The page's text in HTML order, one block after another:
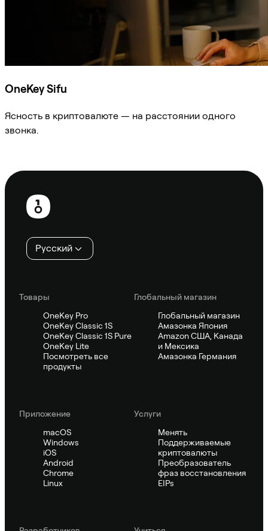
OneKey Sifu
Ясность в криптовалюте — на расстоянии одного
звонка.
Нижний
колонтитул
Русский
Товары
OneKey Pro
OneKey Classic 1S
OneKey Classic 1S Pure
OneKey Lite
Посмотреть все
продукты
Глобальный магазин
Глобальный магазин
Амазонка Япония
Amazon США, Канада
и Мексика
Амазонка Германия
Приложение
macOS
Windows
iOS
Android
Chrome
Linux
Услуги
Менять
Поддерживаемые
криптовалюты
Преобразователь
фраз восстановления
EIPs